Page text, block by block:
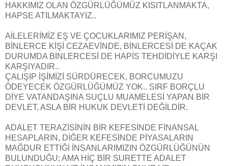
HAKKIMIZ OLAN ÖZGÜRLÜĞÜMÜZ KISITLANMAKTA,
HAPSE ATILMAKTAYIZ..
AİLELERİMİZ EŞ VE ÇOCUKLARIMIZ PERİŞAN,
BİNLERCE KİŞİ CEZAEVİNDE, BİNLERCESİ DE KAÇAK
DURUMDA BİNLERCESİ DE HAPİS TEHDİDİYLE KARŞI
KARŞIYADIR..
ÇALIŞIP İŞİMİZİ SÜRDÜRECEK, BORCUMUZU
ÖDEYECEK ÖZGÜRLÜĞÜMÜZ YOK.. SIRF BORÇLU
DİYE VATANDAŞINA SUÇLU MUAMELESİ YAPAN BİR
DEVLET, ASLA BİR HUKUK DEVLETİ DEĞİLDİR.
ADALET TERAZİSİNİN BİR KEFESİNDE FİNANSAL
HESAPLARIN, DİĞER KEFESİNDE PİYASALARIN
MAĞDUR ETTİĞİ İNSANLARIMIZIN ÖZGÜRLÜĞÜNÜN
BULUNDUĞU; AMA HİÇ BİR SURETTE ADALET